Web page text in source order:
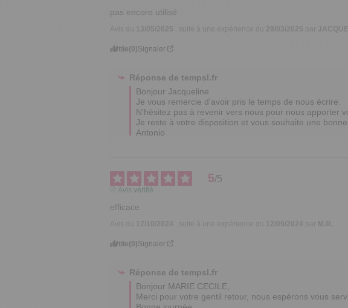
pas encore utilisé
13/05/2025 , suite à une expérience du 29/03/2025
Utile(0)Signaler
Réponse detempsl.fr
Bonjour Jacqueline
Je vous remercie d'avoir pris le temps de nous écrire.
N'hésitez pas à revenir vers nous pour nous apporter
Je reste à votre disposition et vous souhaite une
Antonio
5/5
Avis vérifié
efficace
Utile(0)Signaler
Réponse detempsl.fr
Bonjour MARIE CECILE,
Merci pour votre gentil retour, nous espérons vous